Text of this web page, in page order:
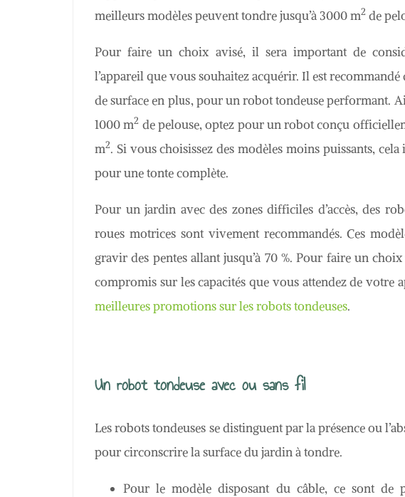
meilleurs modèles peuvent tondre jusqu’à 3000 m2 de
Pour faire un choix avisé, il sera important de
l’appareil que vous souhaitez acquérir. Il est
de surface en plus, pour un robot tondeuse performant.
1000 m2 de pelouse, optez pour un robot conçu
m2. Si vous choisissez des modèles moins puissants,
pour une tonte complète.
Pour un jardin avec des zones difficiles d’accès, des
roues motrices sont vivement recommandés. Ces
gravir des pentes allant jusqu’à 70 %. Pour faire un
compromis sur les capacités que vous attendez de votre
meilleures promotions sur les robots tondeuses.
Un robot tondeuse avec ou sans fil
Les robots tondeuses se distinguent par la présence ou
pour circonscrire la surface du jardin à tondre.
Pour le modèle disposant du câble, ce sont de